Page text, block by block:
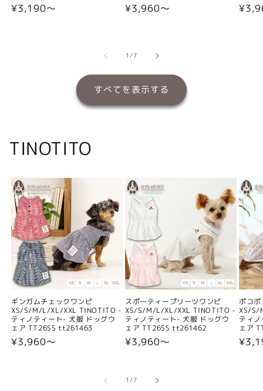
通
¥3,190〜
通
¥3,960〜
通
1/の
7
すべてを表示する
TINOTITO
ギンガムチェックワンピ
XS/S/M/L/XL/XXL TINOTITO -
ティノティート- 犬服 ドッグウ
ェア TT26SS tt261463
通
¥3,960〜
スポーティープリーツワンピ
XS/S/M/L/XL/XXL TINOTITO -
ティノティート- 犬服 ドッグウ
ェア TT26SS tt261462
通
格
¥3,960〜
ポコ
XS/S/
ティ
ェア
通
1/の
7